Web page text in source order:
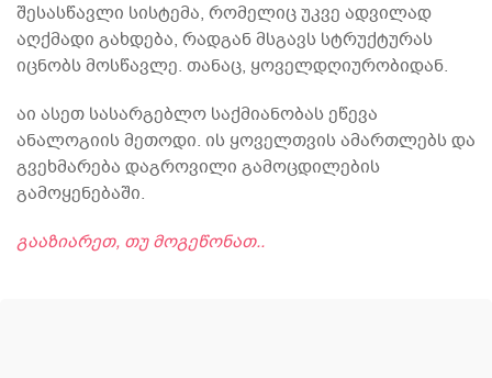
შესასწავლი სისტემა, რომელიც უკვე ადვილად
აღქმადი გახდება, რადგან მსგავს სტრუქტურას
იცნობს მოსწავლე. თანაც, ყოველდღიურობიდან.
აი ასეთ სასარგებლო საქმიანობას ეწევა
ანალოგიის მეთოდი. ის ყოველთვის ამართლებს და
გვეხმარება დაგროვილი გამოცდილების
გამოყენებაში.
გააზიარეთ, თუ მოგეწონათ..